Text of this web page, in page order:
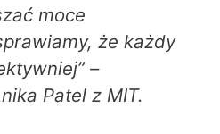
moce
że każdy
–
Patel z MIT.